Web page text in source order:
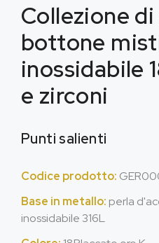
Collezione
bottone
inossidabile
e zirconi
Punti salienti
Codice prodotto:
Base in metallo: perla
inossidabile 316L